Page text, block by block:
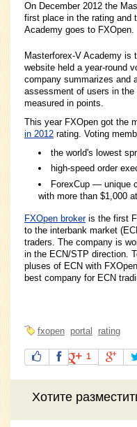
On December 2012 the
first place in the rating and
Academy goes to FXOpen.
Masterforex-V Academy is
website held a year-round
company summarizes and
assessment of users in
measured in points.
This year FXOpen got the
in 2012 rating. Voting
the world's lowest
high-speed order
ForexCup — unique
with more than $1,000
FXOpen brokeris the first
to the interbank market
traders. The company is
in the ECN/STP direction.
pluses of ECN with
best company for ECN
fxopen portal rating
1
Хотите